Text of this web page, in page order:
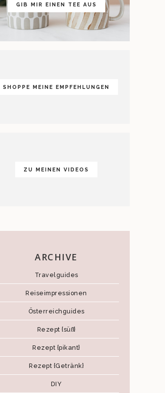
GIB MIR EINEN TEE AUS
SHOPPE MEINE EMPFEHLUNGEN
ZU MEINEN VIDEOS
ARCHIVE
Travelguides
Reiseimpressionen
Österreichguides
Rezept {süß}
Rezept {pikant}
Rezept {Getränk}
DIY